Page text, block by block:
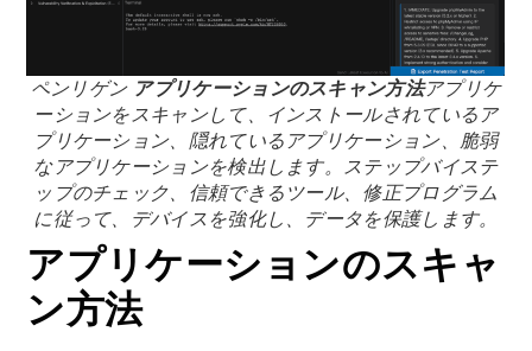
ペンリゲン アプリケーションのスキャン方法アプリケ
ーションをスキャンして、インストールされているア
プリケーション、隠れているアプリケーション、脆弱
なアプリケーションを検出します。ステップバイステ
ップのチェック、信頼できるツール、修正プログラム
に従って、デバイスを強化し、データを保護します。
アプリケーションのスキャ
ン方法